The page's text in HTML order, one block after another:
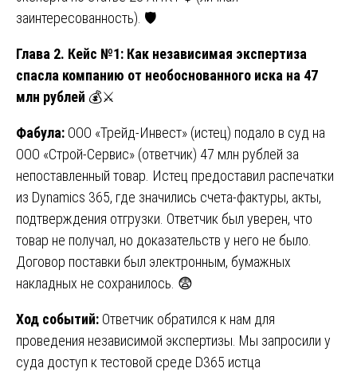
заинтересованность). 🛡️
Глава 2. Кейс №1: Как независимая экспертиза
спасла компанию от необоснованного иска на 47
млн рублей 💰⚔️
Фабула: ООО «Трейд-Инвест» (истец) подало в суд на
ООО «Строй-Сервис» (ответчик) 47 млн рублей за
непоставленный товар. Истец предоставил распечатки
из Dynamics 365, где значились счета-фактуры, акты,
подтверждения отгрузки. Ответчик был уверен, что
товар не получал, но доказательств у него не было.
Договор поставки был электронным, бумажных
накладных не сохранилось. 😨
Ход событий: Ответчик обратился к нам для
проведения независимой экспертизы. Мы запросили у
суда доступ к тестовой среде D365 истца